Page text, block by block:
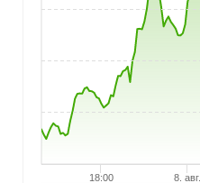
18:00 8. авг.